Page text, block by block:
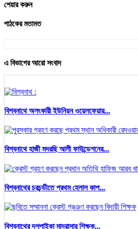
শেয়ার করুন
পাঠকের মতামত
এ বিভাগের আরো সংবাদ
বিশ্বনাথে অলংকারী ইউনিয়ন ওয়েলফেয়ার...
বিশ্বনাথে হাজী মদরছি আলী ফাউন্ডেশনের...
বিশ্বনাথের চরচন্ডীতে প্রথম হেলাল কাপ...
বিশ্বনাথের দশপাইকা মাদ্রাসার শিক্ষক...